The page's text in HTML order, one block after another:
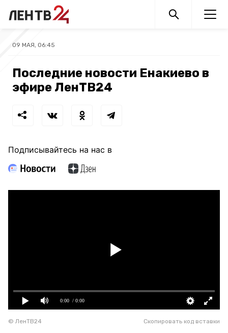
09 МАЯ, 06:45
Последние новости Енакиево в
эфире ЛенТВ24
Подписывайтесь на нас в
0:00 / 0:00
Скопировать код вставки
© ЛенТВ24